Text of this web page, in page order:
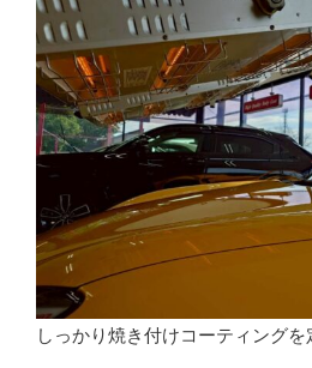
しっかり焼き付けコーティングを